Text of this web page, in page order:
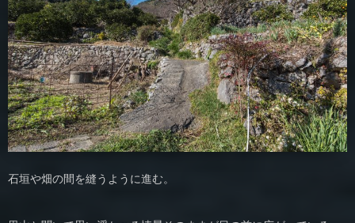
石垣や畑の間を縫うように進む。